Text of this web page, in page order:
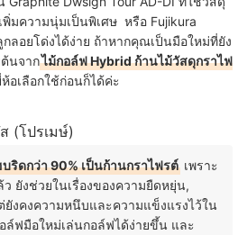
มความนุ่มเป็นพิเศษ หรือ Fujikura
ลอยโด่งได้ง่าย ถ้าหากคุณเป็นมือใหม่ที่ยัง
นจากไม้กอล์ฟ Hybrid ก้านไม้วัสดุกราไฟ
อเลือกใช้ก่อนก็ได้ค่ะ
(โปรเมษ์)
ริดกว่า 90% เป็นก้านกราไฟรต์ เพราะ
ยังช่วยในเรื่องของความยืดหยุ่น,
งคงความหนึบและความแข็งแรงไว้ใน
ล์ฟมือใหม่เล่นกอล์ฟได้ง่ายขึ้น และ